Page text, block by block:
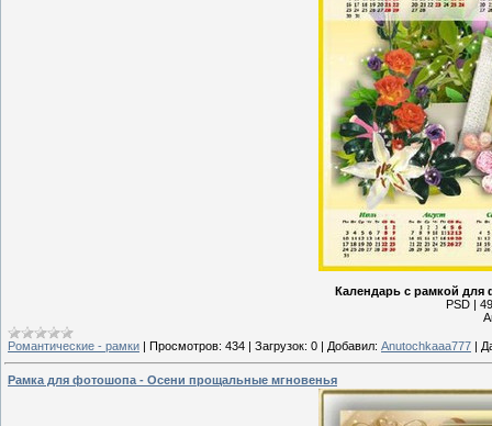
Календарь с рамкой для
PSD |
Романтические - рамки | Просмотров: 434 | Загрузок: 0 | Добавил: Anutochkaaa777 |
Рамка для фотошопа - Осени прощальные мгновенья